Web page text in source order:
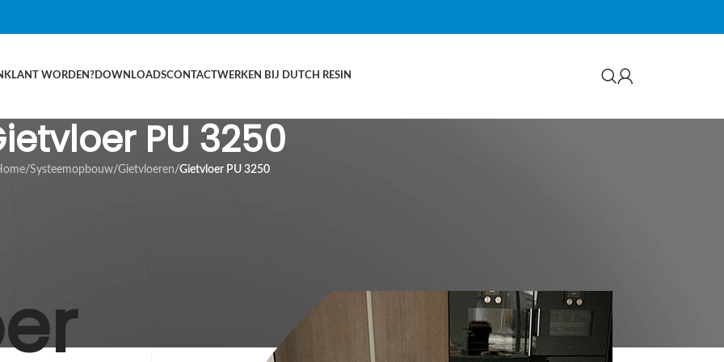
KLANT WORDEN?DOWNLOADSCONTACTWERKEN BIJ DUTCH RESIN
PU 3250
/Systeemopbouw/Gietvloeren/Gietvloer PU 3250